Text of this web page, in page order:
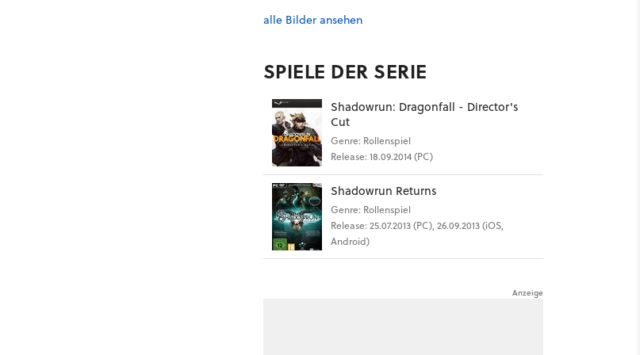
alle Bilder ansehen
SPIELE DER SERIE
Shadowrun: Dragonfall - Director's
Cut
Genre: Rollenspiel
Release: 18.09.2014 (PC)
Shadowrun Returns
Genre: Rollenspiel
Release: 25.07.2013 (PC), 26.09.2013 (iOS,
Android)